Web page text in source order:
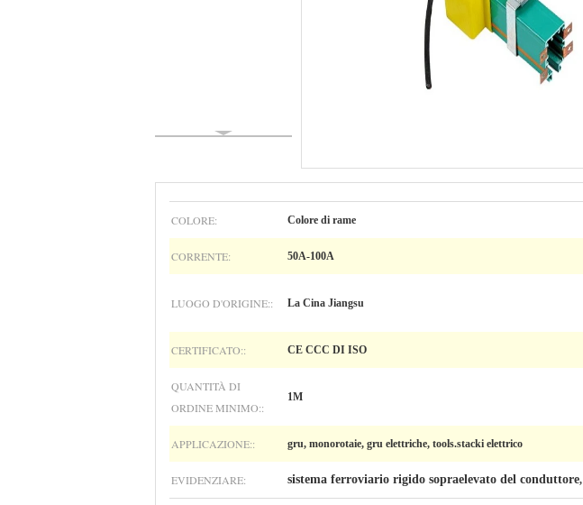
COLORE: Colore di rame
CORRENTE: 50A-100A
LUOGO D'ORIGINE:: La Cina Jiangsu
CERTIFICATO:: CE CCC DI ISO
QUANTITÀ DI
ORDINE MINIMO::
1M
APPLICAZIONE:: gru, monorotaie, gru elettriche, tools.stacki elettrico
EVIDENZIARE: sistema ferroviario rigido sopraelevato del conduttore,